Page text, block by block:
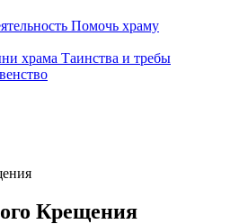
Помочь храму
храма Таинства и требы
Крещения